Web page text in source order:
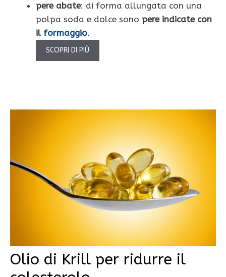
pere abate: di forma allungata con una
polpa soda e dolce sono pere indicate con
il formaggio.
SCOPRI DI PIÙ
Olio di Krill per ridurre il